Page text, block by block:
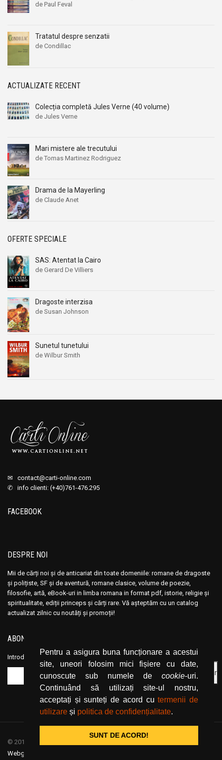
Pentru a asigura buna funcționare a acestui
site, uneori folosim mici fișiere cu date,
cunoscute sub numele de cookie-uri.
Continuând să utilizați site-ul nostru,
acceptați și sunteți de acord cutermenii de
utilizare și politica de confidențialitate.
SUNT DE ACORD!
de Paul Feval
Tratatul despre senzatii
de Condillac
ACTUALIZATE RECENT
Colecția completă Jules Verne (40 volume)
de Jules Verne
Mari mistere ale trecutului
de Tomas Martinez Rodriguez
Drama de la Mayerling
de Claude Anet
OFERTE SPECIALE
SAS: Atentat la Cairo
de Gerard De Villiers
Dragoste interzisa
de Susan Johnson
Sunetul tunetului
de Wilbur Smith
✉ contact@carti-online.com
✆ info clienti: (+40)761-476.295
FACEBOOK
DESPRE NOI
Mii de cărți noi și de anticariat din toate domeniile: romane de dragoste
și polițiste, SF și de aventură, romane clasice, volume de poezie,
filosofie, artă, eBook-uri in limba romana in format pdf, istorie, religie și
spiritualitate, ediții princeps și cărți rare. Vă așteptăm cu un catalog
actualizat zilnic cu noutăți și promoții!
ABONEAZĂ-TE LA NEWSLETTER
Introduceți adresa dvs. de email și dați click pe butonul de abonare.
© 2019
Webgraphic